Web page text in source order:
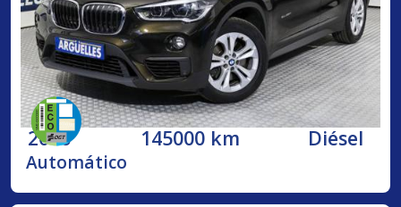
2016 145000 km Diésel
Automático